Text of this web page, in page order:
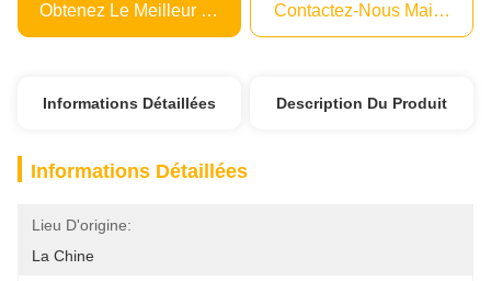
Obtenez Le Meilleur Prix Contactez-Nous Maintenant
Informations Détaillées Description Du Produit
Informations Détaillées
Lieu D'origine:
La Chine